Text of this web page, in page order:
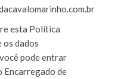
esta Política
os dados
pode entrar
Encarregado de